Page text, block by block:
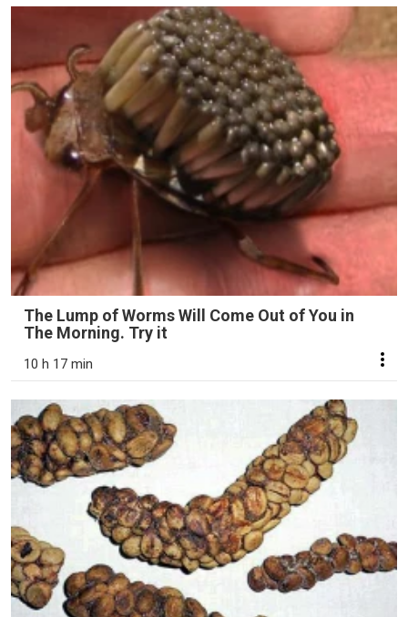
The Lump of Worms Will Come Out of You in
The Morning. Try it
10 h 17 min